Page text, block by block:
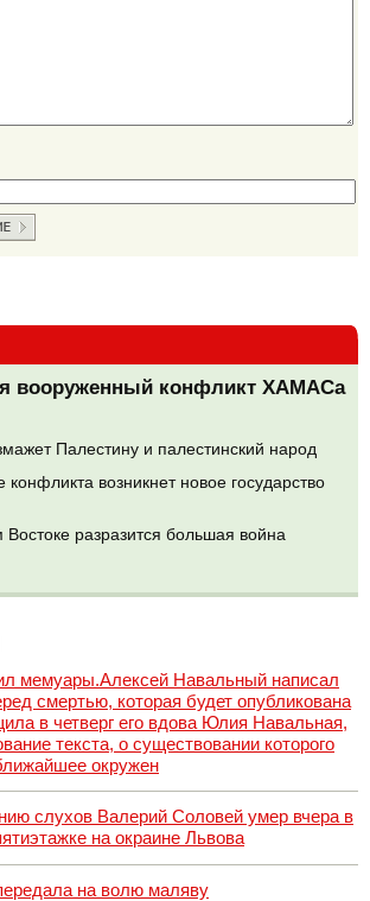
вооруженный конфликт ХАМАСа
Палестину и палестинский народ
конфликта возникнет новое государство
разразится большая война
мемуары.Алексей Навальный написал
смертью, которая будет опубликована
в четверг его вдова Юлия Навальная,
текста, о существовании которого
окружен
слухов Валерий Соловей умер вчера в
на окраине Львова
на волю маляву